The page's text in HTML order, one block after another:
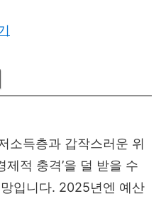
소득층과 갑작스러운 위
제적 충격’을 덜 받을 수
입니다. 2025년엔 예산